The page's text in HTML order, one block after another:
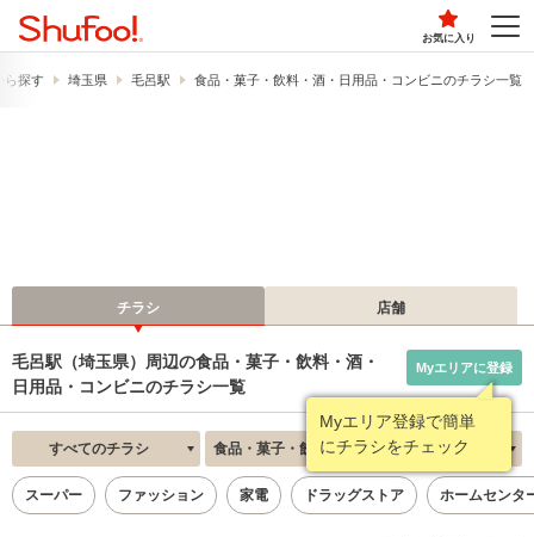
お気に入り
ら探す 埼玉県 毛呂駅 食品・菓子・飲料・酒・日用品・コンビニのチラシ一覧
チラシ 店舗
毛呂駅（埼玉県）周辺の食品・菓子・飲料・酒・
日用品・コンビニのチラシ一覧
Myエリア登録で簡単
にチラシをチェック
Myエリアに登録
すべてのチラシ 食品・菓子・飲料・酒・日用品・コンビニ 新着順
スーパー ファッション 家電 ドラッグストア ホームセンタ